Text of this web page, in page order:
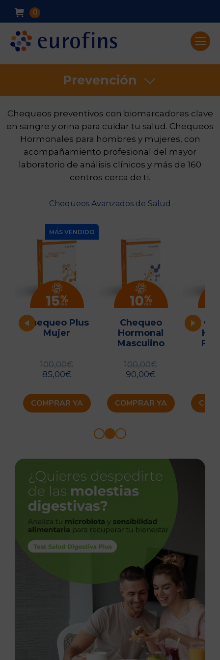
0
Prevención
Chequeos preventivos con biomarcadores clave
en sangre y orina para cuidar tu salud. Chequeos
Hormonales para hombres y mujeres, con
acompañamiento profesional del mayor
laboratorio de análisis clínicos y más de 160
centros cerca de ti.
Chequeos Avanzados de Salud
MÁS VENDIDO
Chequeo Plus
Mujer
100,00€
85,00€
COMPRAR YA
Chequeo
Hormonal
Masculino
100,00€
90,00€
COMPRAR YA